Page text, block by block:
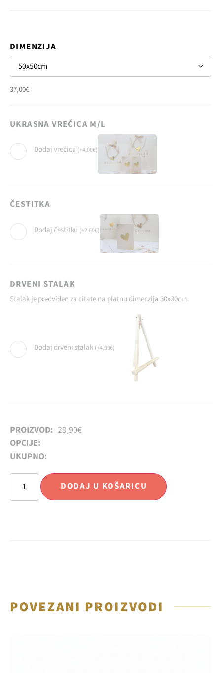
DIMENZIJA
37,00€
UKRASNA VREĆICA M/L
Dodaj vrećicu (+4,00€)
ČESTITKA
Dodaj čestitku (+2,60€)
DRVENI STALAK
Stalak je predviđen za citate na platnu dimenzija 30x30cm
Dodaj drveni stalak (+4,99€)
PROIZVOD: 29,90€
OPCIJE:
UKUPNO:
DODAJ U KOŠARICU
POVEZANI PROIZVODI